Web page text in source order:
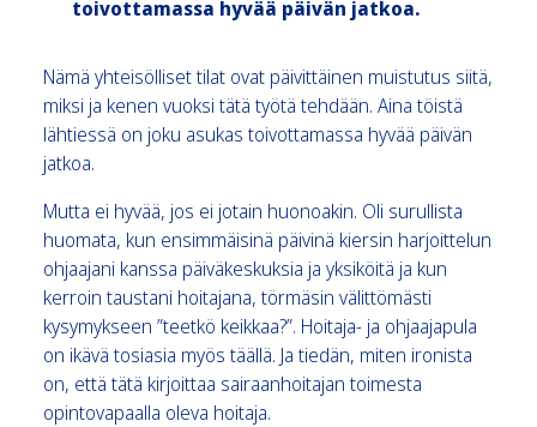
toivottamassa hyvää päivän jatkoa.
Nämä yhteisölliset tilat ovat päivittäinen muistutus siitä,
miksi ja kenen vuoksi tätä työtä tehdään. Aina töistä
lähtiessä on joku asukas toivottamassa hyvää päivän
jatkoa.
Mutta ei hyvää, jos ei jotain huonoakin. Oli surullista
huomata, kun ensimmäisinä päivinä kiersin harjoittelun
ohjaajani kanssa päiväkeskuksia ja yksiköitä ja kun
kerroin taustani hoitajana, törmäsin välittömästi
kysymykseen ”teetkö keikkaa?”. Hoitaja- ja ohjaajapula
on ikävä tosiasia myös täällä. Ja tiedän, miten ironista
on, että tätä kirjoittaa sairaanhoitajan toimesta
opintovapaalla oleva hoitaja.